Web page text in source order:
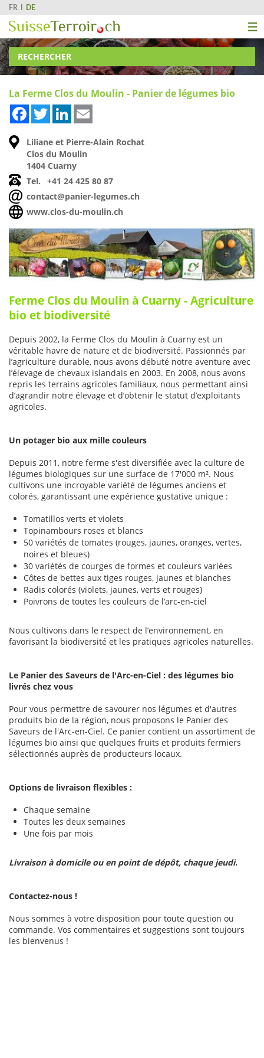
FR DE
RECHERCHER
La Ferme Clos du Moulin - Panier de légumes bio
FacebookTwitterLinkedIn
Liliane et Pierre-Alain Rochat
Clos du Moulin
1404 Cuarny
Tel.
+41 24 425 80 87
contact@panier-legumes.ch
www.clos-du-moulin.ch
Ferme Clos du Moulin à Cuarny - Agriculture
bio et biodiversité
Depuis 2002, la Ferme Clos du Moulin à Cuarny est un
véritable havre de nature et de biodiversité. Passionnés par
l’agriculture durable, nous avons débuté notre aventure avec
l’élevage de chevaux islandais en 2003. En 2008, nous avons
repris les terrains agricoles familiaux, nous permettant ainsi
d’agrandir notre élevage et d’obtenir le statut d’exploitants
agricoles.
Un potager bio aux mille couleurs
Depuis 2011, notre ferme s'est diversifiée avec la culture de
légumes biologiques sur une surface de 17'000 m². Nous
cultivons une incroyable variété de légumes anciens et
colorés, garantissant une expérience gustative unique :
Tomatillos verts et violets
Topinambours roses et blancs
50 variétés de tomates (rouges, jaunes, oranges, vertes,
noires et bleues)
30 variétés de courges de formes et couleurs variées
Côtes de bettes aux tiges rouges, jaunes et blanches
Radis colorés (violets, jaunes, verts et rouges)
Poivrons de toutes les couleurs de l’arc-en-ciel
Nous cultivons dans le respect de l’environnement, en
favorisant la biodiversité et les pratiques agricoles naturelles.
Le Panier des Saveurs de l'Arc-en-Ciel : des légumes bio
livrés chez vous
Pour vous permettre de savourer nos légumes et d'autres
produits bio de la région, nous proposons le Panier des
Saveurs de l'Arc-en-Ciel. Ce panier contient un assortiment de
légumes bio ainsi que quelques fruits et produits fermiers
sélectionnés auprès de producteurs locaux.
Options de livraison flexibles :
Chaque semaine
Toutes les deux semaines
Une fois par mois
Livraison à domicile ou en point de dépôt, chaque jeudi.
Contactez-nous !
Nous sommes à votre disposition pour toute question ou
commande. Vos commentaires et suggestions sont toujours
les bienvenus !